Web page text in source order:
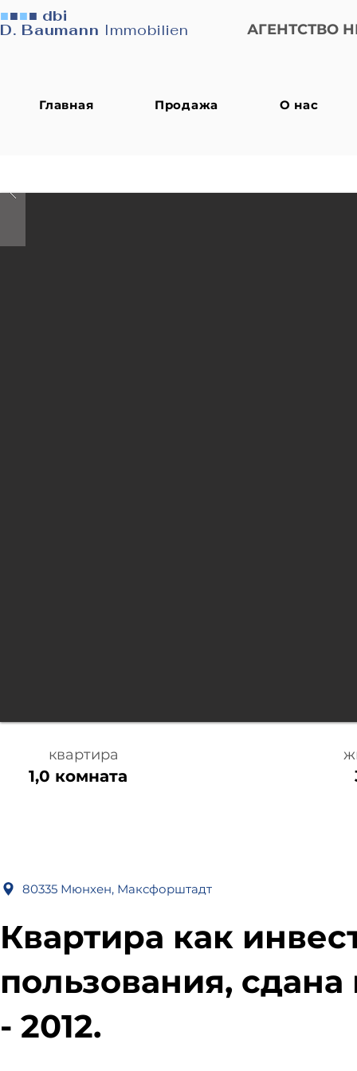
■■■■ dbi
D. Baumann Immobilien АГЕНТСТВО
Главная Продажа О нас
квартира
1,0 комната
80335 Мюнхен, Максфорштадт
Квартира как
пользования,
- 2012.